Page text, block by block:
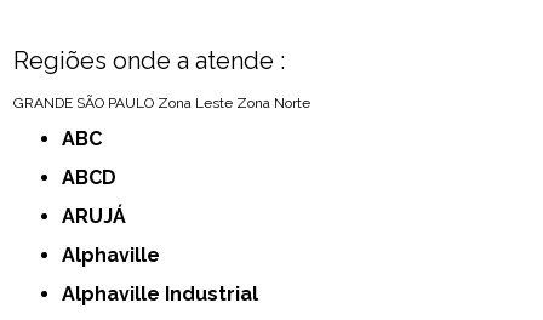
Regiões onde a atende :
GRANDE SÃO PAULO Zona Leste Zona Norte
ABC
ABCD
ARUJÁ
Alphaville
Alphaville Industrial